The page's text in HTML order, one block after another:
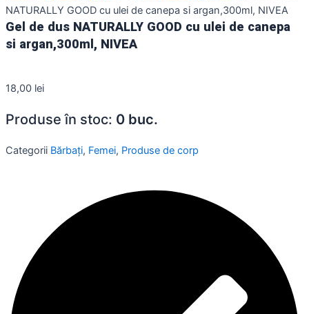
NATURALLY GOOD cu ulei de canepa si argan,300ml, NIVEA
Gel de dus NATURALLY GOOD cu ulei de canepa
si argan,300ml, NIVEA
18,00 lei
Produse în stoc: 0 buc.
Categorii Bărbați, Femei, Produse de corp